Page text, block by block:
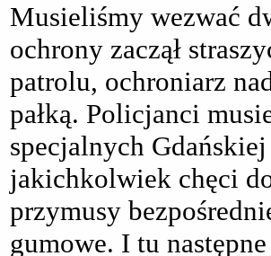
Musieliśmy wezwać
ochrony zaczął
patrolu, ochroniarz
pałką. Policjanci
specjalnych
jakichkolwiek chęci
przymusy
gumowe. I tu